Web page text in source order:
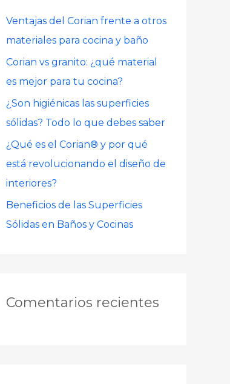
p
o
r
:
Ventajas del Corian frente a otros
materiales para cocina y baño
Corian vs granito: ¿qué material
es mejor para tu cocina?
¿Son higiénicas las superficies
sólidas? Todo lo que debes saber
¿Qué es el Corian® y por qué
está revolucionando el diseño de
interiores?
Beneficios de las Superficies
Sólidas en Baños y Cocinas
Comentarios recientes